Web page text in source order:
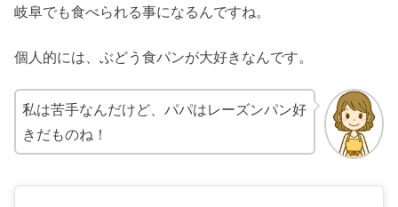
岐阜でも食べられる事になるんですね。
個人的には、ぶどう食パンが大好きなんです。
私は苦手なんだけど、パパはレーズンパン好
きだものね！